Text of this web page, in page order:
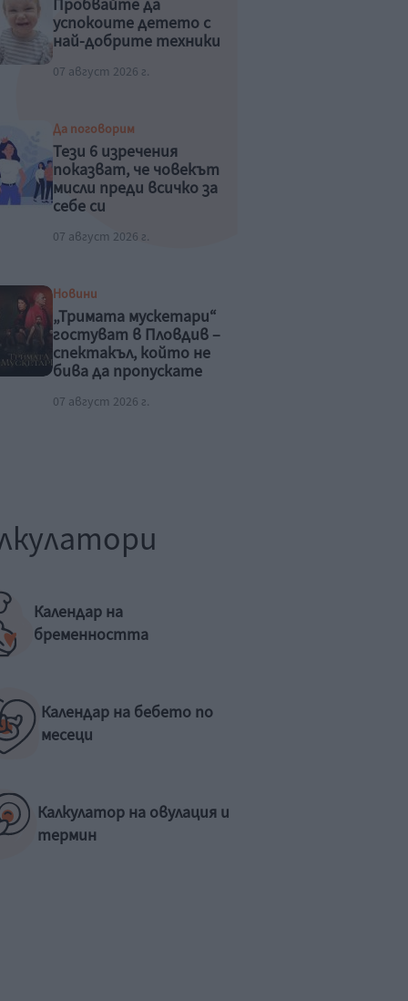
Пробвайте да
успокоите детето с
най-добрите техники
07 август 2026 г.
Да поговорим
Тези 6 изречения
показват, че човекът
мисли преди всичко за
себе си
07 август 2026 г.
Новини
„Тримата мускетари“
гостуват в Пловдив –
спектакъл, който не
бива да пропускате
07 август 2026 г.
Календар на
бременността
Календар на бебето по
месеци
Калкулатор на овулация и
термин